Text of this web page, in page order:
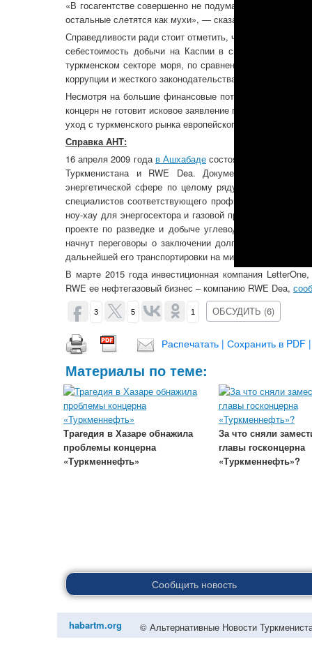
«В госагентстве совершенно не подумали о том, что
остальные слетятся как мухи», — сказал он.
Справедливости ради стоит отметить, что уход
себестоимость добычи на Каспии в связи с
туркменском секторе моря, по сравнению с
коррупции и жесткого законодательства добыча
Несмотря на большие финансовые потери в
концерн не готовит исковое заявление по
уход с туркменского рынка европейского инвестора
Справка АНТ:
16 апреля 2009 года в Ашхабаде состоялась церемония
Туркменистана и RWE Dea. Документом, как
энергетической сфере по целому ряду направлений, в
специалистов соответствующего профиля на базе
ноу-хау для энергосектора и газовой промышленности
проекте по разведке и добыче углеводородов на 23-м
начнут переговоры о заключении долгосрочного
дальнейшей его транспортировки на мировые
В марте 2015 года инвестиционная компания
RWE ее нефтегазовый бизнес – компанию RWE Dea,
3 5 1 ОБСУДИТЬ (6)
Распечатать | Сохранить в PDF
Материалы по теме:
Трагедия в Хазаре обнажила
проблемы концерна
«Туркменнефть»
За что сняли
главы госконцерна
«Туркменнефть»?
Сообщить новость
habartm.org © Альтернативные Новости